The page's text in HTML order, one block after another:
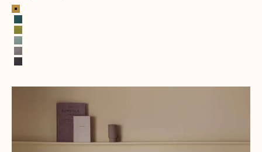
Geel
Petrol
Mosterdgroen
Watergroen
Grijs
Donkergrijs